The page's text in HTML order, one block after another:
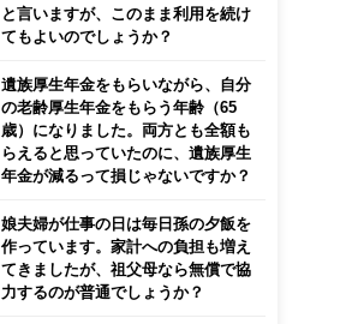
と言いますが、このまま利用を続け
てもよいのでしょうか？
遺族厚生年金をもらいながら、自分
の老齢厚生年金をもらう年齢（65
歳）になりました。両方とも全額も
らえると思っていたのに、遺族厚生
年金が減るって損じゃないですか？
娘夫婦が仕事の日は毎日孫の夕飯を
作っています。家計への負担も増え
てきましたが、祖父母なら無償で協
力するのが普通でしょうか？